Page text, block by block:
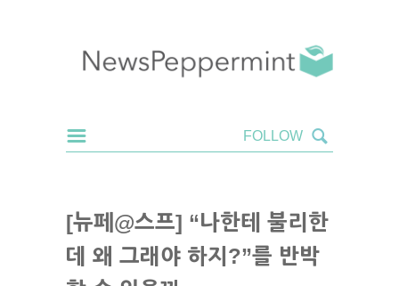
[뉴페@스프] “나한테 불리한
데 왜 그래야 하지?”를 반박